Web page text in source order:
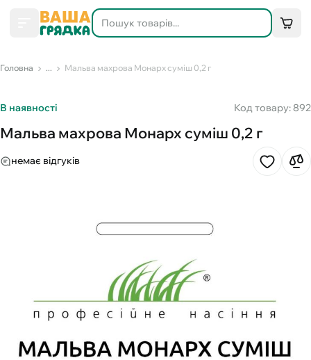
Головна ... Мальва махрова Монарх суміш 0,2 г
В наявності Код товару: 892
Мальва махрова Монарх суміш 0,2 г
немає відгуків